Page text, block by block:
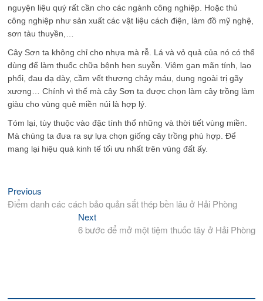
nguyện liệu quý rất cần cho các ngành công nghiệp. Hoặc thủ
công nghiệp như sản xuất các vật liệu cách điện, làm đồ mỹ nghệ,
sơn tàu thuyền,…
Cây Sơn ta không chỉ cho nhựa mà rễ. Lá và vỏ quả của nó có thể
dùng để làm thuốc chữa bệnh hen suyễn. Viêm gan mãn tính, lao
phổi, đau dạ dày, cầm vết thương chảy máu, dung ngoài trị gãy
xương… Chính vì thế mà cây Sơn ta được chọn làm cây trồng làm
giàu cho vùng quê miền núi là hợp lý.
Tóm lại, tùy thuộc vào đặc tính thổ những và thời tiết vùng miền.
Mà chúng ta đưa ra sự lựa chọn giống cây trồng phù hợp. Để
mang lại hiệu quả kinh tế tối ưu nhất trên vùng đất ấy.
Điều
hướng
Previous
post:
Điểm danh các cách bảo quản sắt thép bền lâu ở Hải Phòng
NextNext
post:
6 bước để mở một tiệm thuốc tây ở Hải Phòng